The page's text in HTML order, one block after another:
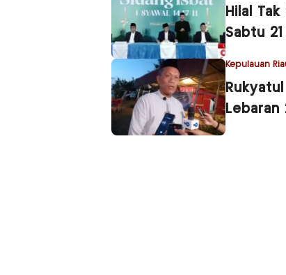
Hilal
Sabtu
Kepulauan
Lebaran